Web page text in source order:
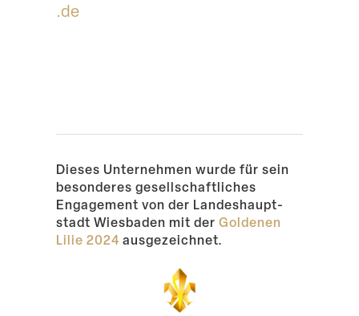
.de
Dieses Unter­nehmen wurde für sein
beson­deres gesell­schaft­liches
Engagement von der Landes­haupt­
stadt Wiesbaden mit der Goldenen
Lilie 2024 ausgezeichnet.